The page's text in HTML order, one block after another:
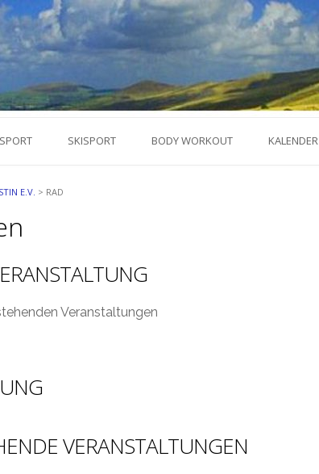
SKISPORT BODY WORKOUT KALENDER
E.V. > RAD
Veranstaltungen
VERANSTALTUNGEN